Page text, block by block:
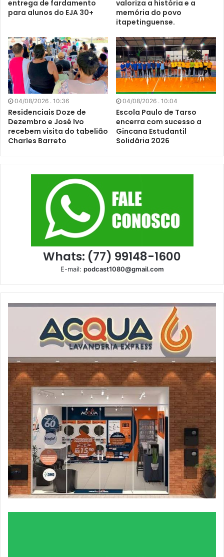
entrega de fardamento
para alunos do EJA 30+
valoriza a história e a
memória do povo
itapetinguense.
04/08/2026 . 10:36
Residenciais Doze de
Dezembro e José Ivo
recebem visita do tabelião
Charles Barreto
04/08/2026 . 10:04
Escola Paulo de Tarso
encerra com sucesso a
Gincana Estudantil
Solidária 2026
Whats: (77) 99148-1600
E-mail: podcast1080@gmail.com